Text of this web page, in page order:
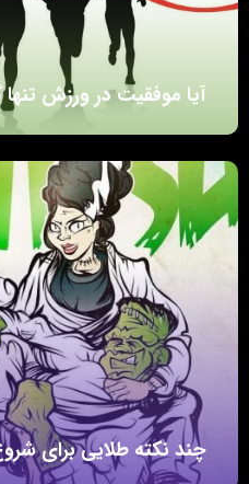
آیا موفقیت در ورزش
چند نکته طلایی برای